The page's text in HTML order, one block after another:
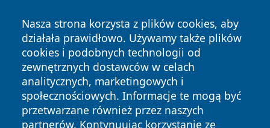
Nasza strona korzysta z plików cookies, aby
działała prawidłowo. Używamy także plików
cookies i podobnych technologii od
zewnętrznych dostawców w celach
analitycznych, marketingowych i
społecznościowych. Informacje te mogą być
przetwarzane również przez naszych
partnerów. Kontynuując korzystanie ze
Copyright © 2026 tuzamosc.pl Wszystkie prawa zastrzeżone.